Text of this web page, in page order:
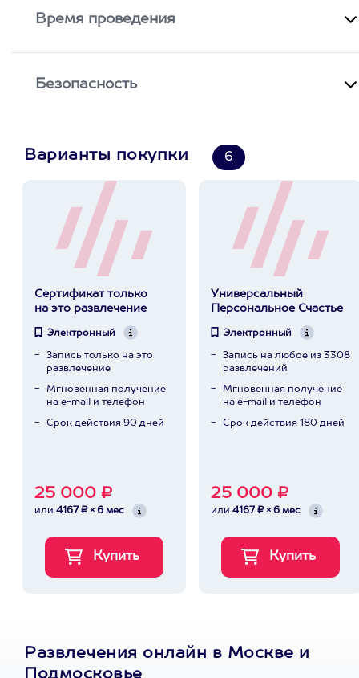
Время проведения
Безопасность
Варианты покупки 6
Сертификат только
на это развлечение
Электронный
Запись только на это
развлечение
Мгновенная получение
на e-mail и телефон
Срок действия 90 дней
25 000 ₽
или 4167 ₽ × 6 мес
Универсальный
Персональное Счастье
Электронный
Запись на любое из 3308
развлечений
Мгновенная получение
на e-mail и телефон
Срок действия 180 дней
25 000 ₽
или 4167 ₽ × 6 мес
Развлечения онлайн в Москве и
Подмосковье